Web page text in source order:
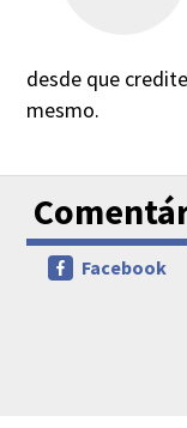
desde que
mesmo.
Facebook